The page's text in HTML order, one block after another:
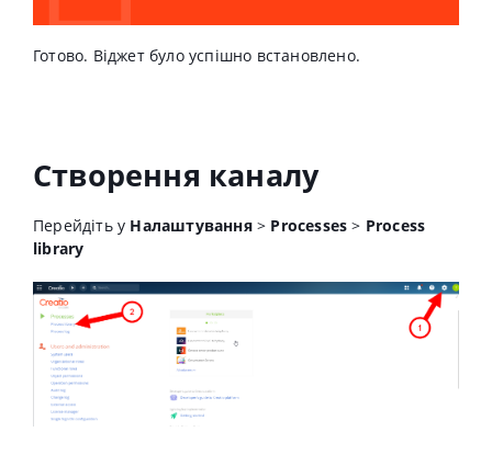
Готово. Віджет було успішно встановлено.
Створення каналу
Перейдіть у Налаштування> Processes> Process
library